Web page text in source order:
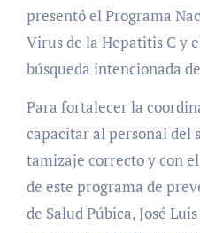
presentó el Programa
Virus de la Hepatitis C y
búsqueda intencionada
Para fortalecer la
capacitar al personal del
tamizaje correcto y con
de este programa de
de Salud Púbica, José